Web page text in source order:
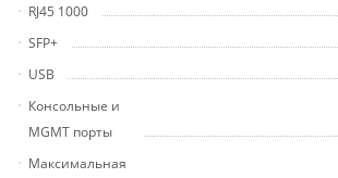
RJ45 1000
SFP+
USB
Консольные и
MGMT порты
Максимальная